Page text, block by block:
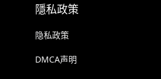
隱私政策
隐私政策
DMCA声明